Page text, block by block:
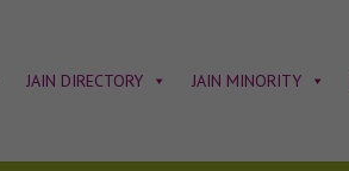
JAIN DIRECTORY JAIN MINORITY